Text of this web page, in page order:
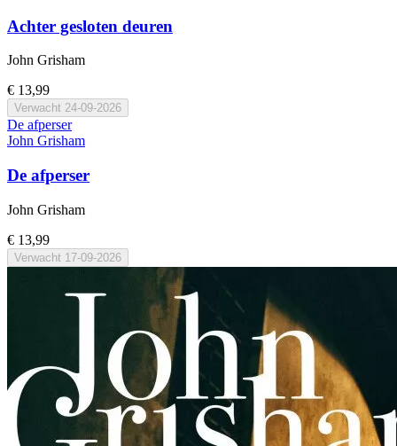
Achter gesloten deuren
John Grisham
€ 13,99
Verwacht 24-09-2026
De afperser
John Grisham
De afperser
John Grisham
€ 13,99
Verwacht 17-09-2026